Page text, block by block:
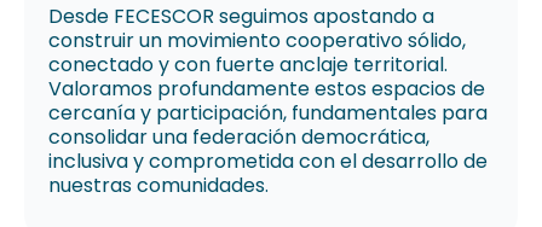
Desde FECESCOR seguimos apostando a
construir un movimiento cooperativo sólido,
conectado y con fuerte anclaje territorial.
Valoramos profundamente estos espacios de
cercanía y participación, fundamentales para
consolidar una federación democrática,
inclusiva y comprometida con el desarrollo de
nuestras comunidades.